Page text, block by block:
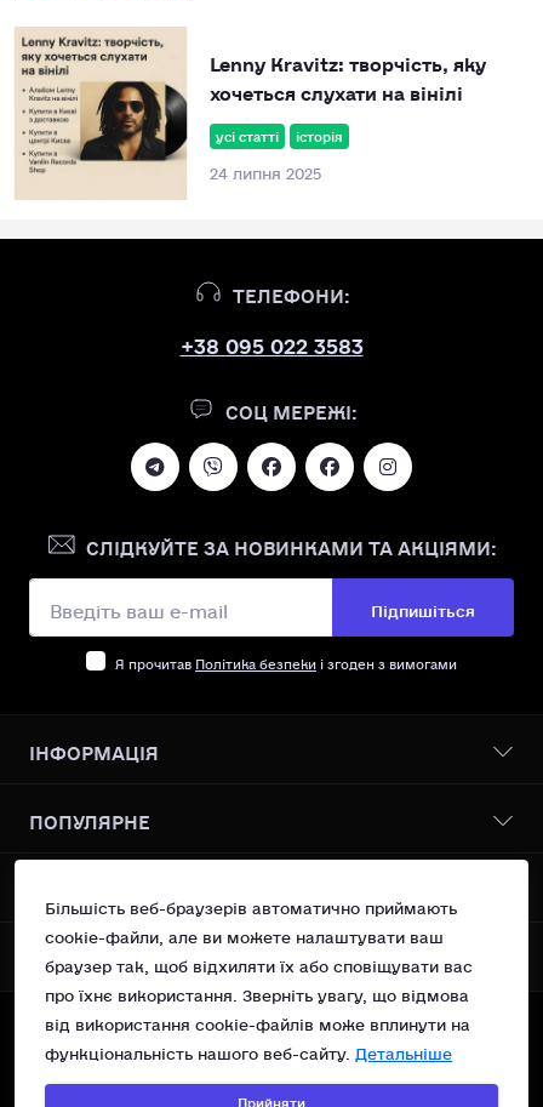
усі статті історія
24 липня 2025
Lenny Kravitz: творчість, яку
хочеться слухати на вінілі
ТЕЛЕФОНИ:
+38 095 022 3583
СОЦ МЕРЕЖІ:
СЛІДКУЙТЕ ЗА НОВИНКАМИ ТА АКЦІЯМИ:
Підпишіться
Я прочитав Політика безпеки і згоден з вимогами
ІНФОРМАЦІЯ
Про нас
Доставка І оплата
Умови згоди
Повернення
Контакти
Зворотній зв’язок
Карта сайту
Акції
ПОПУЛЯРНЕ
Всі товари
Vanilin Records Service
Сучасний поп
OSNOVA Records
Україна, м.Київ вул. Рейтарська 31/16 оф 10
support@vanilin-records.com
Вт - Нд 13:00 - 19:00
Пн - Вихідний
МЕСЕНДЖЕРИ
Telegram
Viber
©Vanilin Records Shop, 2023—2026.
Більшість веб-браузерів автоматично приймають
cookie-файли, але ви можете налаштувати ваш
браузер так, щоб відхиляти їх або сповіщувати вас
про їхнє використання. Зверніть увагу, що відмова
від використання cookie-файлів може вплинути на
функціональність нашого веб-сайту. Детальніше
Прийняти